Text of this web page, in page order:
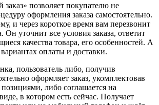
позволяет покупателю не
оформления заказа самостоятельно.
и через короткое время вам перезвонит
Он уточнит все условия заказа, ответит
качества товара, его особенностей. А
оплаты и доставки.
пользователь либо, получив
оформляет заказ, укомплектовав
либо соглашается на
в котором есть сейчас. Получает